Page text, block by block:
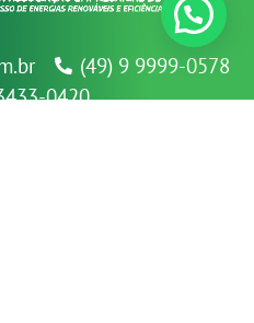
(49) 9 9999-0578
0420